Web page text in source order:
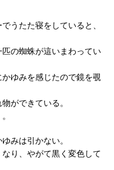
うたた寝をしていると、
の蜘蛛が這いまわってい
ゆみを感じたので鏡を覗
ができている。
みは引かない。
り、やがて黒く変色して